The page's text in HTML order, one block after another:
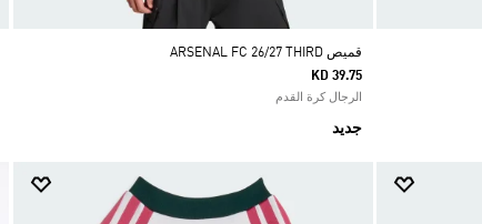
قميص ARSENAL FC 26/27 THIRD
KD 39.75
الرجال كرة القدم
جديد